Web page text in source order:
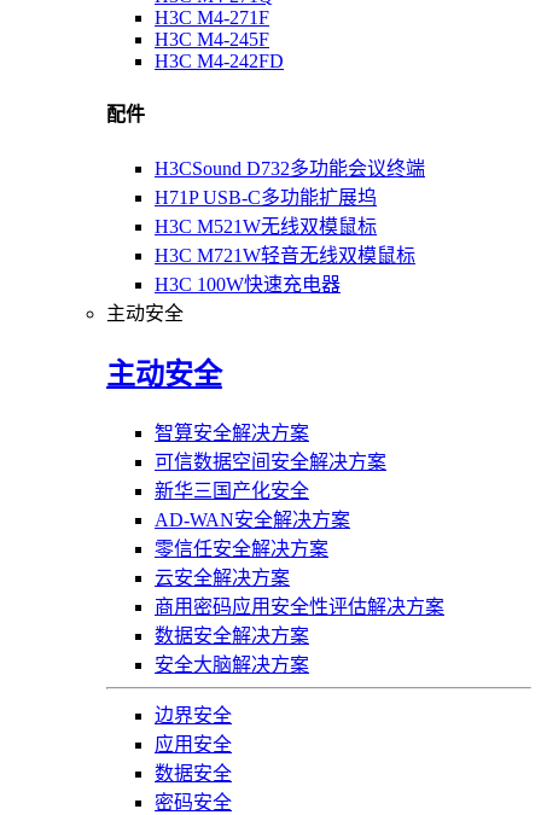
H3C M4-271F
H3C M4-245F
H3C M4-242FD
配件
H3CSound D732多功能会议终端
H71P USB-C多功能扩展坞
H3C M521W无线双模鼠标
H3C M721W轻音无线双模鼠标
H3C 100W快速充电器
主动安全
主动安全
智算安全解决方案
可信数据空间安全解决方案
新华三国产化安全
AD-WAN安全解决方案
零信任安全解决方案
云安全解决方案
商用密码应用安全性评估解决方案
数据安全解决方案
安全大脑解决方案
边界安全
应用安全
数据安全
密码安全